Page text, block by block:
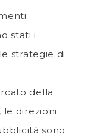
stati i
strategie di
della
direzioni
sono